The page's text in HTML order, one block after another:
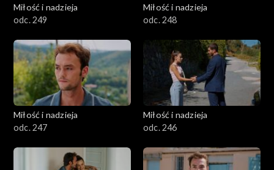
Miłość i nadzieja
odc. 249
Miłość i nadzieja
odc. 248
Miłość i nadzieja
odc. 247
Miłość i nadzieja
odc. 246